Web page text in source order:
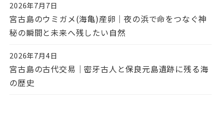
投稿日
2026年7月7日
宮古島のウミガメ(海亀)産卵｜夜の浜で命をつなぐ神
秘の瞬間と未来へ残したい自然
投稿日
2026年7月4日
宮古島の古代交易｜密牙古人と保良元島遺跡に残る海
の歴史